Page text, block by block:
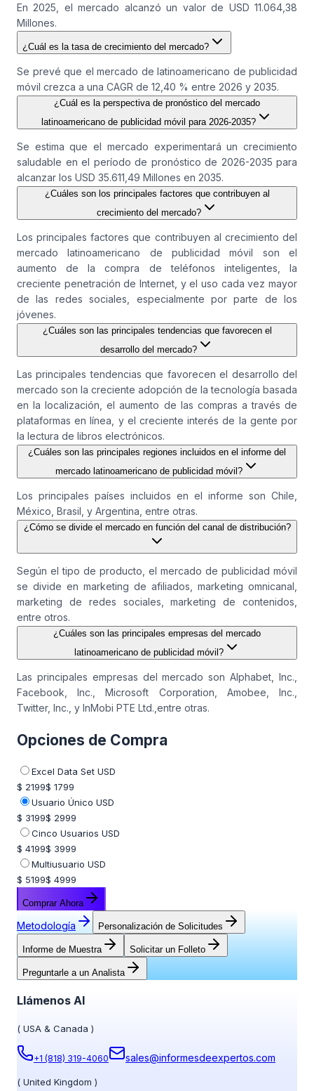
En 2025, el mercado alcanzó un valor de USD 11.064,38
Millones.
¿Cuál es la tasa de crecimiento del mercado?
Se prevé que el mercado de latinoamericano de publicidad
móvil crezca a una CAGR de 12,40 % entre 2026 y 2035.
¿Cuál es la perspectiva de pronóstico del mercado
latinoamericano de publicidad móvil para 2026-2035?
Se estima que el mercado experimentará un crecimiento
saludable en el período de pronóstico de 2026-2035 para
alcanzar los USD 35.611,49 Millones en 2035.
¿Cuáles son los principales factores que contribuyen al
crecimiento del mercado?
Los principales factores que contribuyen al crecimiento del
mercado latinoamericano de publicidad móvil son el
aumento de la compra de teléfonos inteligentes, la
creciente penetración de Internet, y el uso cada vez mayor
de las redes sociales, especialmente por parte de los
jóvenes.
¿Cuáles son las principales tendencias que favorecen el
desarrollo del mercado?
Las principales tendencias que favorecen el desarrollo del
mercado son la creciente adopción de la tecnología basada
en la localización, el aumento de las compras a través de
plataformas en línea, y el creciente interés de la gente por
la lectura de libros electrónicos.
¿Cuáles son las principales regiones incluidos en el informe del
mercado latinoamericano de publicidad móvil?
Los principales países incluidos en el informe son Chile,
México, Brasil, y Argentina, entre otras.
¿Cómo se divide el mercado en función del canal de distribución?
Según el tipo de producto, el mercado de publicidad móvil
se divide en marketing de afiliados, marketing omnicanal,
marketing de redes sociales, marketing de contenidos,
entre otros.
¿Cuáles son las principales empresas del mercado
latinoamericano de publicidad móvil?
Las principales empresas del mercado son Alphabet, Inc.,
Facebook, Inc., Microsoft Corporation, Amobee, Inc.,
Twitter, Inc., y InMobi PTE Ltd.,entre otras.
Opciones de Compra
Excel Data Set USD
$ 2199$ 1799
Usuario Único USD
$ 3199$ 2999
Cinco Usuarios USD
$ 4199$ 3999
Multiusuario USD
$ 5199$ 4999
Comprar Ahora
Metodología Personalización de Solicitudes
Informe de Muestra Solicitar un Folleto
Preguntarle a un Analista
Llámenos Al
( USA & Canada )
+1 (818) 319-4060 sales@informesdeexpertos.com
( United Kingdom )